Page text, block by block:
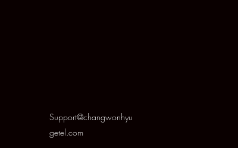
Support@changwonhyu
getel.com